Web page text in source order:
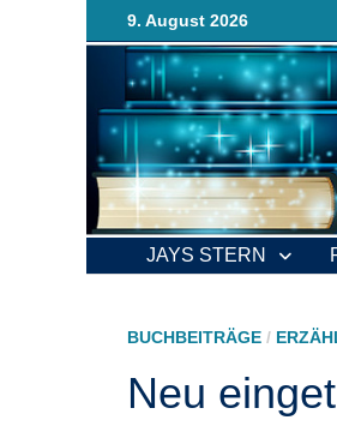
Zurück
zum
9. August 2026
JAYS STERN
BUCHBEITRÄGE /
Neu